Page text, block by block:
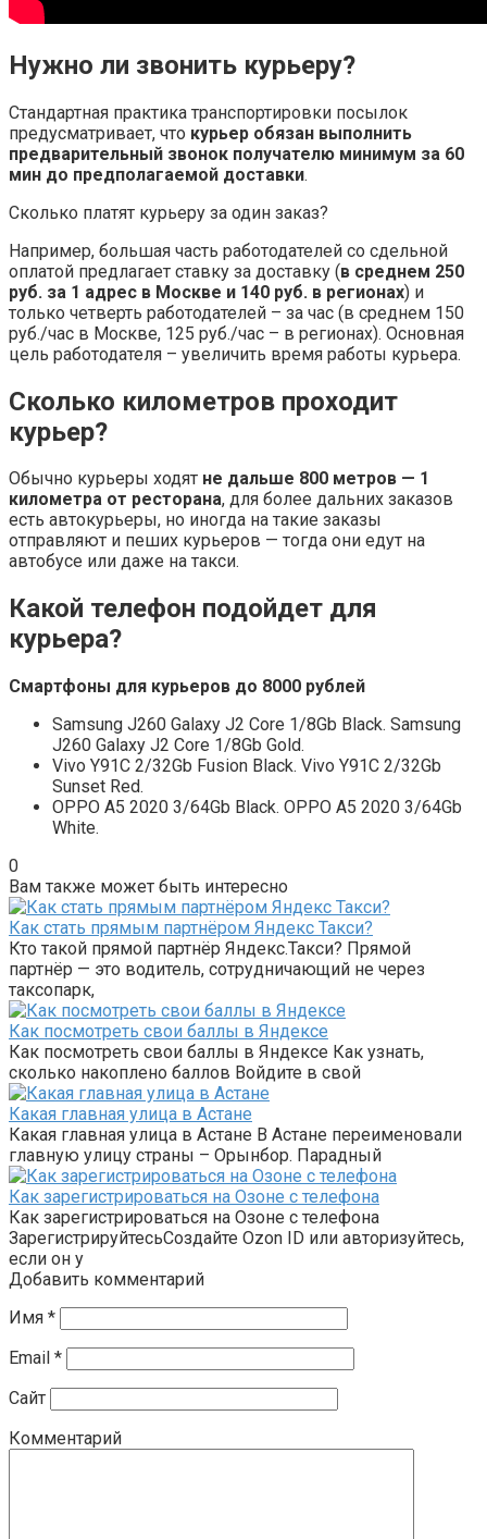
Нужно ли звонить курьеру?
Стандартная практика транспортировки посылок
предусматривает, что курьер обязан выполнить
предварительный звонок получателю минимум за 60
мин до предполагаемой доставки.
Сколько платят курьеру за один заказ?
Например, большая часть работодателей со сдельной
оплатой предлагает ставку за доставку (в среднем 250
руб. за 1 адрес в Москве и 140 руб. в регионах) и
только четверть работодателей – за час (в среднем 150
руб./час в Москве, 125 руб./час – в регионах). Основная
цель работодателя – увеличить время работы курьера.
Сколько километров проходит
курьер?
Обычно курьеры ходят не дальше 800 метров — 1
километра от ресторана, для более дальних заказов
есть автокурьеры, но иногда на такие заказы
отправляют и пеших курьеров — тогда они едут на
автобусе или даже на такси.
Какой телефон подойдет для
курьера?
Смартфоны для курьеров до 8000 рублей
Samsung J260 Galaxy J2 Core 1/8Gb Black. Samsung
J260 Galaxy J2 Core 1/8Gb Gold.
Vivo Y91C 2/32Gb Fusion Black. Vivo Y91C 2/32Gb
Sunset Red.
OPPO A5 2020 3/64Gb Black. OPPO A5 2020 3/64Gb
White.
0
Вам также может быть интересно
Как стать прямым партнёром Яндекс Такси?
Кто такой прямой партнёр Яндекс.Такси? Прямой
партнёр — это водитель, сотрудничающий не через
таксопарк,
Как посмотреть свои баллы в Яндексе
Как посмотреть свои баллы в Яндексе Как узнать,
сколько накоплено баллов Войдите в свой
Какая главная улица в Астане
Какая главная улица в Астане В Астане переименовали
главную улицу страны – Орынбор. Парадный
Как зарегистрироваться на Озоне с телефона
Как зарегистрироваться на Озоне с телефона
ЗарегистрируйтесьСоздайте Ozon ID или авторизуйтесь,
если он у
Добавить комментарий
Имя *
Email *
Сайт
Комментарий